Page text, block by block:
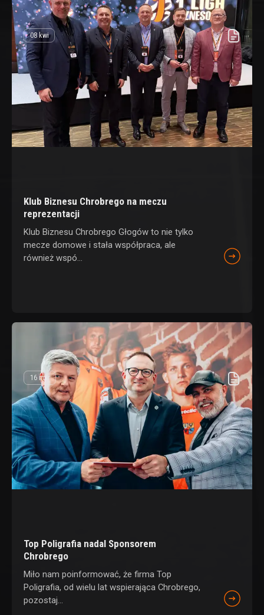
08 kwi
Klub Biznesu Chrobrego na meczu
reprezentacji
Klub Biznesu Chrobrego Głogów to nie tylko
mecze domowe i stała współpraca, ale
również wspó...
16 mar
Top Poligrafia nadal Sponsorem
Chrobrego
Miło nam poinformować, że firma Top
Poligrafia, od wielu lat wspierająca Chrobrego,
pozostaj...